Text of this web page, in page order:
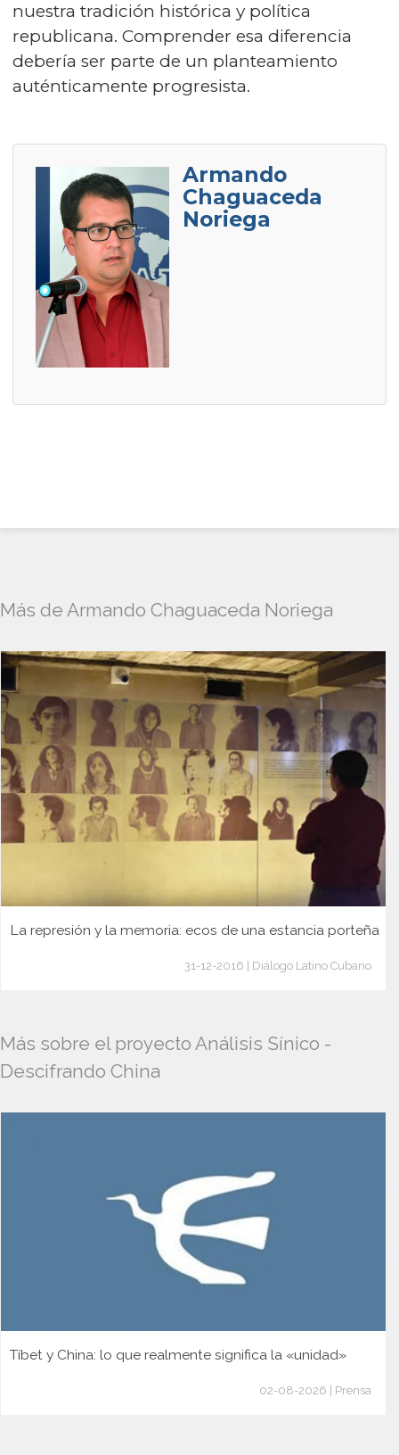
nuestra tradición histórica y política
republicana. Comprender esa diferencia
debería ser parte de un planteamiento
auténticamente progresista.
Armando
Chaguaceda
Noriega
Más de Armando Chaguaceda Noriega
La represión y la memoria: ecos de una estancia porteña
31-12-2016 | Diálogo Latino Cubano
Más sobre el proyecto Análisis Sínico -
Descifrando China
Tíbet y China: lo que realmente significa la «unidad»
02-08-2026 | Prensa